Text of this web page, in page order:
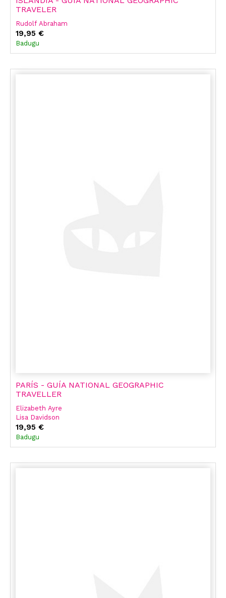
TRAVELER
Rudolf Abraham
19,95 €
Badugu
PARÍS - GUÍA NATIONAL GEOGRAPHIC
TRAVELLER
Elizabeth Ayre
Lisa Davidson
Gilles Mingasson
19,95 €
Badugu